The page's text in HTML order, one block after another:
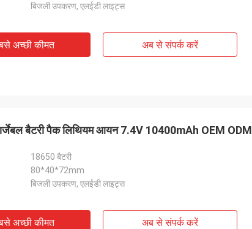
बिजली उपकरण, एलईडी लाइट्स
अच्छी कीमत अब से संपर्क करें
बैटरी पैक लिथियम आयन 7.4V 10400mAh OEM ODM
18650 बैटरी
80*40*72mm
बिजली उपकरण, एलईडी लाइट्स
अच्छी कीमत अब से संपर्क करें